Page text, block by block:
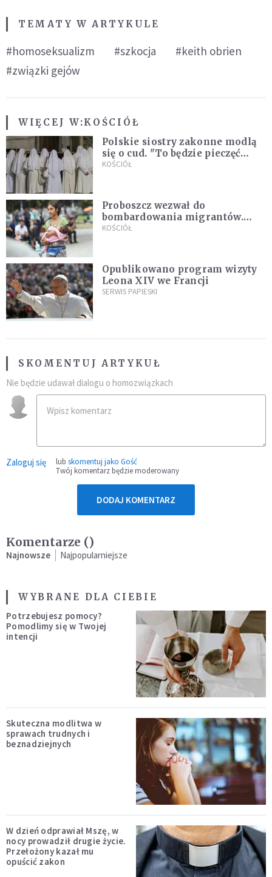
TEMATY W ARTYKULE
#homoseksualizm #szkocja
#keith obrien
#związki gejów
WIĘCEJ W:KOŚCIÓŁ
Polskie siostry zakonne modlą
się o cud. "To będzie pieczęć
Pana Boga dla naszej wiary"
KOŚCIÓŁ
Proboszcz wezwał do
bombardowania migrantów.
"Masowy ogień przeciwko
KOŚCIÓŁ
Opublikowano program wizyty
Leona XIV we Francji
SERWIS PAPIESKI
SKOMENTUJ ARTYKUŁ
Nie będzie udawał dialogu o homozwiązkach
Zaloguj się lub skomentuj jako Gość
Twój komentarz będzie moderowany
DODAJ KOMENTARZ
Komentarze ()
Najnowsze Najpopularniejsze
WYBRANE DLA CIEBIE
Potrzebujesz pomocy?
Pomodlimy się w Twojej
intencji
Skuteczna modlitwa w
sprawach trudnych i
beznadziejnych
W dzień odprawiał Mszę, w
nocy prowadził drugie życie.
Przełożony kazał mu
opuścić zakon